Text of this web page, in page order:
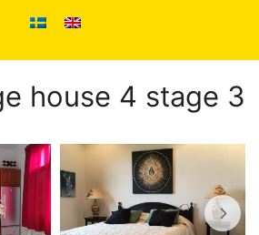
house 4 stage 3